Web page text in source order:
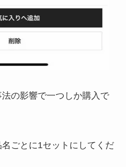
の影響で一つしか購入で
ごとに1セットにしてくだ